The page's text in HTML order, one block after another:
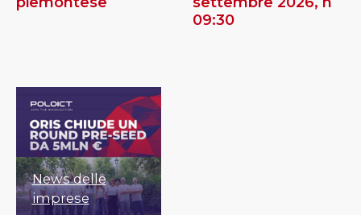
09:30
News delle
imprese